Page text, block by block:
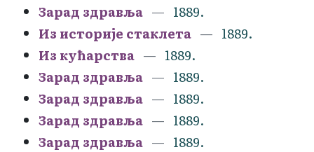
Зарад здравља
1889.
Из историје стаклета
1889.
Из кућарства
1889.
Зарад здравља
1889.
Зарад здравља
1889.
Зарад здравља
1889.
Зарад здравља
1889.